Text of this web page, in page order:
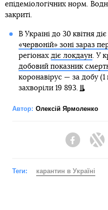
епідеміологічних норм.
закриті.
В Україні до 30 квітня
«червоній» зоні зараз
регіонах діє локдаун. У
добовий показник
коронавірус — за добу
захворіли 19 893.
Автор: Олексій Ярмоленко
Facebook
Теги: карантин в Україні